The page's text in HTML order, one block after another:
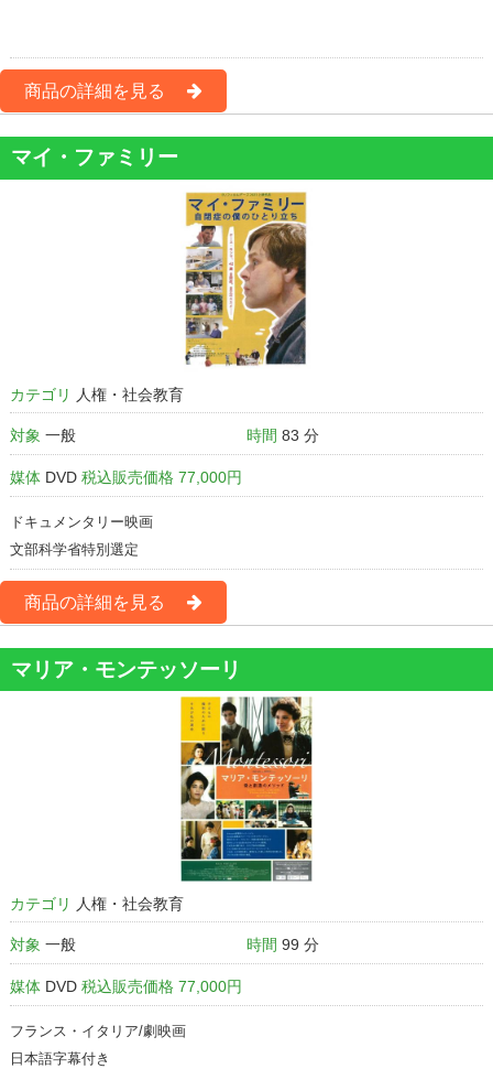
商品の詳細を見る
マイ・ファミリー
カテゴリ 人権・社会教育
対象 一般 時間 83 分
媒体 DVD 税込販売価格 77,000円
ドキュメンタリー映画
文部科学省特別選定
商品の詳細を見る
マリア・モンテッソーリ
カテゴリ 人権・社会教育
対象 一般 時間 99 分
媒体 DVD 税込販売価格 77,000円
フランス・イタリア/劇映画
日本語字幕付き